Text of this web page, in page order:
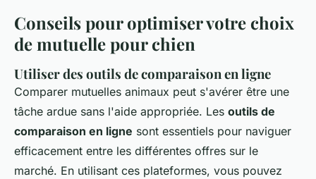
Conseils pour optimiser votre choix
de mutuelle pour chien
Utiliser des outils de comparaison en ligne
Comparer mutuelles animaux peut s'avérer être une
tâche ardue sans l'aide appropriée. Les outils de
comparaison en ligne sont essentiels pour naviguer
efficacement entre les différentes offres sur le
marché. En utilisant ces plateformes, vous pouvez